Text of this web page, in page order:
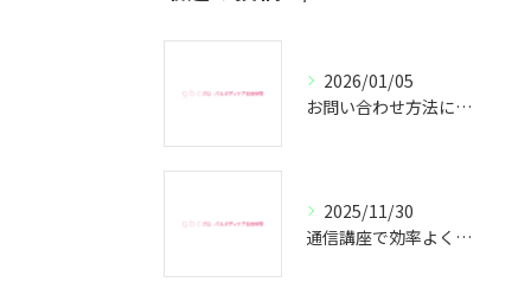
2026/01/05
お問い合わせ方法についてのご案内
2025/11/30
通信講座で効率よくセラピスト資格取得